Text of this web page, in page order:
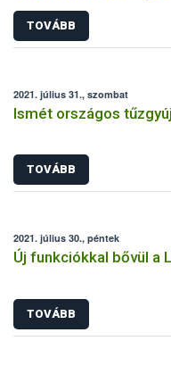
élelmiszer-választásról
TOVÁBB
2021. július 31., szombat
Ismét országos
TOVÁBB
2021. július 30., péntek
Új funkciókkal bővül a
TOVÁBB